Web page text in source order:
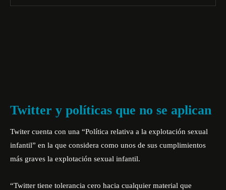
Twitter y políticas que no se aplican
Twiter cuenta con una “Política relativa a la explotación sexual
infantil” en la que considera como unos de sus cumplimientos
más graves la explotación sexual infantil.
“Twitter tiene tolerancia cero hacia cualquier material que